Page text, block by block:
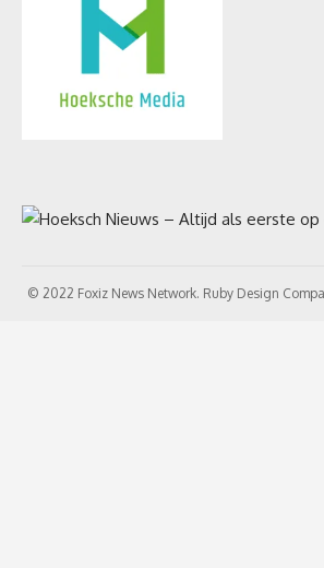
© 2022 Foxiz News Network. Ruby Design